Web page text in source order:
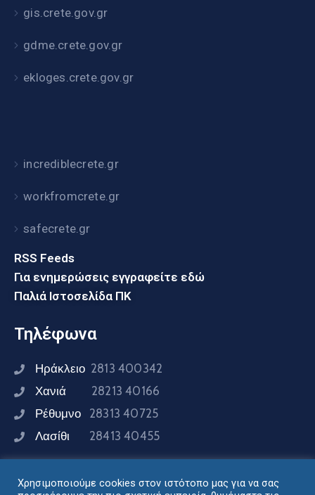
gis.crete.gov.gr
gdme.crete.gov.gr
ekloges.crete.gov.gr
incrediblecrete.gr
workfromcrete.gr
safecrete.gr
RSS Feeds
Για ενημερώσεις εγγραφείτε εδώ
Παλιά Ιστοσελίδα ΠΚ
Τηλέφωνα
Ηράκλειο 2813 400342
Χανιά 28213 40166
Ρέθυμνο 28313 40725
Λασίθι 28413 40455
Συνδεθείτε μαζί μας
Χρησιμοποιούμε cookies στον ιστότοπο μας για να σας